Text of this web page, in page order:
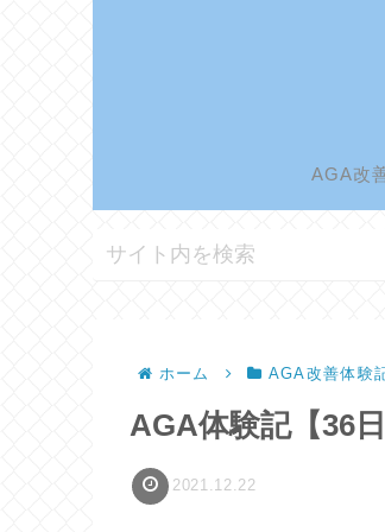
AGA改
ホーム AGA改善体験
AGA体験記【36
2021.12.22